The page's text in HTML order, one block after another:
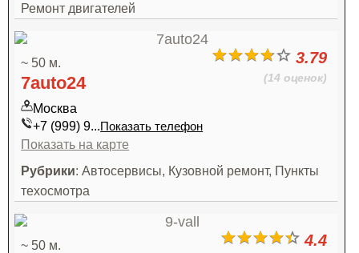
Ремонт двигателей
3.79
(14 оценок)
~ 50 м.
7auto24
Москва
+7 (999) 9...Показать телефон
Показать на карте
Рубрики: Автосервисы, Кузовной ремонт, Пункты
техосмотра
4.4
~ 50 м.